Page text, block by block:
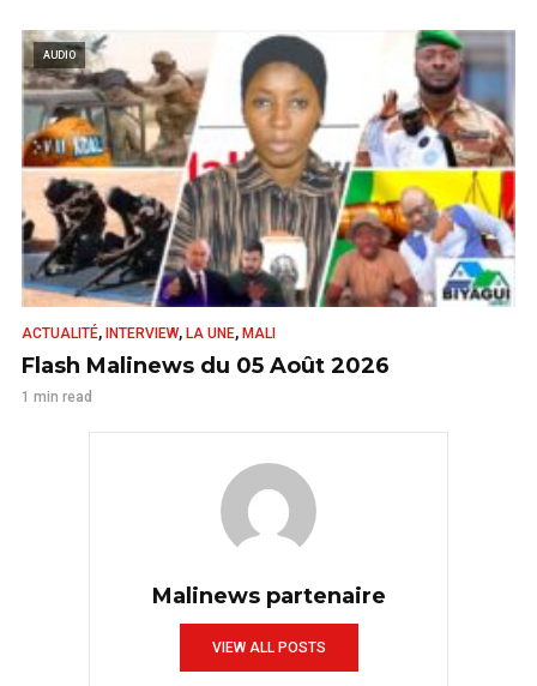
AUDIO
ACTUALITÉ, INTERVIEW, LA UNE, MALI
Flash Malinews du 05 Août 2026
1 min read
Malinews partenaire
VIEW ALL POSTS